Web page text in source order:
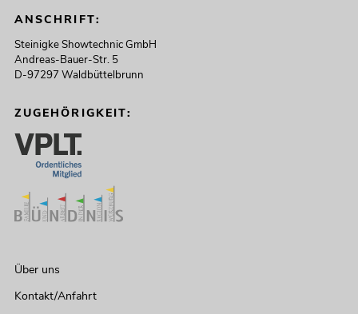
ANSCHRIFT:
Steinigke Showtechnic GmbH
Andreas-Bauer-Str. 5
D-97297 Waldbüttelbrunn
ZUGEHÖRIGKEIT:
Über uns
Kontakt/Anfahrt